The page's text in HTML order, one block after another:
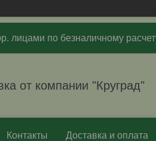
лицами по безналичному
от компании "Круград"
Контакты Доставка и оплата